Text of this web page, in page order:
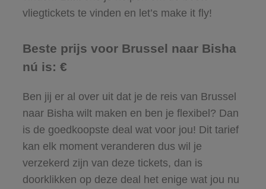
vliegtickets te vinden en let’s make it fly!
Beste prijs voor Brussel naar Bisha
nú is: €
Ben jij er al over uit dat je de reis van Brussel
naar Bisha wilt maken en ben je flexibel? Dan
is de goedkoopste deal wat voor jou! Dit tarief
kan elk moment veranderen dus wil je
verzekerd zijn van deze tickets, dan is
doorklikken op deze deal het enige wat jou nu